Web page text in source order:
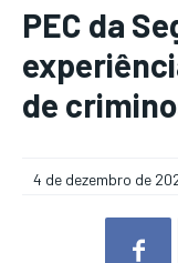
PEC da
de
4 de dezembro de